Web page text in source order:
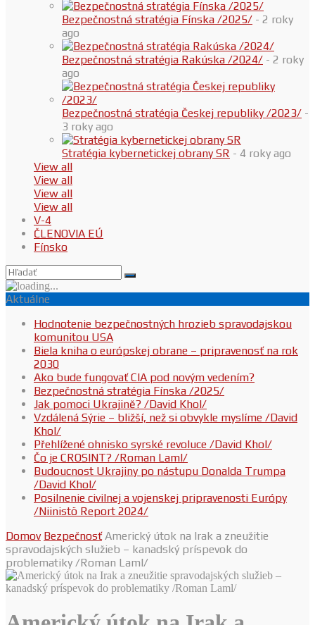
Bezpečnostná stratégia Fínska /2025/ - 2 roky
ago
Bezpečnostná stratégia Rakúska /2024/ - 2 roky
ago
Bezpečnostná stratégia Českej republiky /2023/ -
3 roky ago
Stratégia kybernetickej obrany SR - 4 roky ago
View all
View all
View all
View all
V-4
ČLENOVIA EÚ
Fínsko
Aktuálne
Hodnotenie bezpečnostných hrozieb spravodajskou
komunitou USA
Biela kniha o európskej obrane – pripravenosť na rok
2030
Ako bude fungovať CIA pod novým vedením?
Bezpečnostná stratégia Fínska /2025/
Jak pomoci Ukrajině? /David Khol/
Vzdálená Sýrie – bližší, než si obvykle myslíme /David
Khol/
Přehlížené ohnisko syrské revoluce /David Khol/
Čo je CROSINT? /Roman Laml/
Budoucnost Ukrajiny po nástupu Donalda Trumpa
/David Khol/
Posilnenie civilnej a vojenskej pripravenosti Európy
/Niinistö Report 2024/
Domov Bezpečnosť Americký útok na Irak a zneužitie
spravodajských služieb – kanadský príspevok do
problematiky /Roman Laml/